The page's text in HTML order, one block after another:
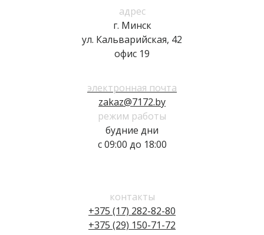
адрес
г. Минск
ул. Кальварийская, 42
офис 19
контакты
+375 (17) 282-82-80
+375 (29) 150-71-72
электронная почта
zakaz@7172.by
режим работы
будние дни
с 09:00 до 18:00